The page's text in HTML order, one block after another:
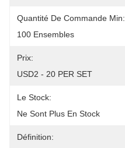
Quantité De Commande Min:
100 Ensembles
Prix:
USD2 - 20 PER SET
Le Stock:
Ne Sont Plus En Stock
Définition: